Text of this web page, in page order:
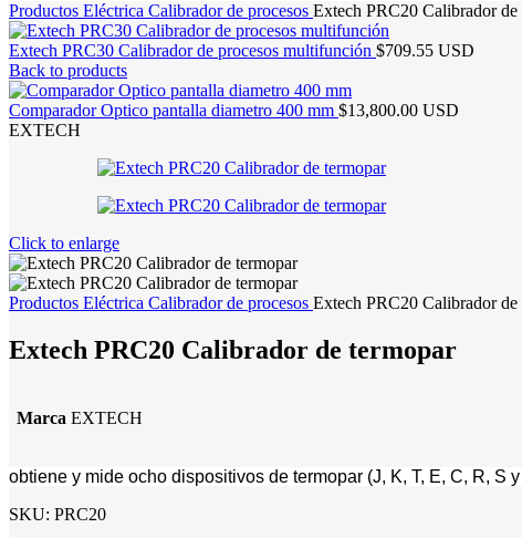
Productos Eléctrica Calibrador de procesos Extech PRC20 Calibrador de
Extech PRC30 Calibrador de procesos multifunción $709.55 USD
Back to products
Comparador Optico pantalla diametro 400 mm $13,800.00 USD
EXTECH
Click to enlarge
Productos Eléctrica Calibrador de procesos Extech PRC20 Calibrador de
Extech PRC20 Calibrador de termopar
Marca EXTECH
obtiene y mide ocho dispositivos de termopar (J, K, T, E, C, R,
SKU: PRC20